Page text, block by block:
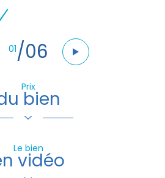
01/06
Prix
bien
Le bien
vidéo